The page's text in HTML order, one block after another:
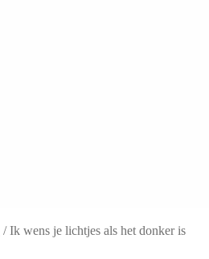
/Ik wens je lichtjes als het donker is